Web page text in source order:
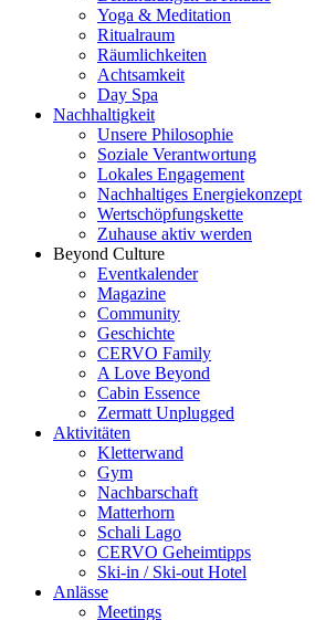
Yoga & Meditation
Ritualraum
Räumlichkeiten
Achtsamkeit
Day Spa
Nachhaltigkeit
Unsere Philosophie
Soziale Verantwortung
Lokales Engagement
Nachhaltiges Energiekonzept
Wertschöpfungskette
Zuhause aktiv werden
Beyond Culture
Eventkalender
Magazine
Community
Geschichte
CERVO Family
A Love Beyond
Cabin Essence
Zermatt Unplugged
Aktivitäten
Kletterwand
Gym
Nachbarschaft
Matterhorn
Schali Lago
CERVO Geheimtipps
Ski-in / Ski-out Hotel
Anlässe
Meetings